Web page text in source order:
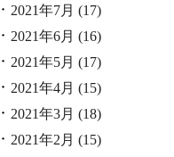
2021年7月 (17)
2021年6月 (16)
2021年5月 (17)
2021年4月 (15)
2021年3月 (18)
2021年2月 (15)